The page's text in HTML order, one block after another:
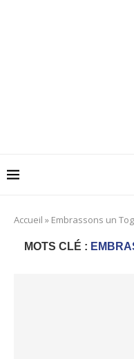
Accueil » Embrassons un
MOTS CLÉ :